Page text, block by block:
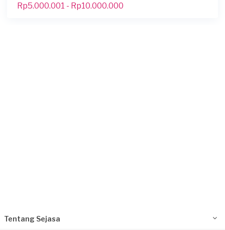
Rp5.000.001 - Rp10.000.000
Tentang Sejasa